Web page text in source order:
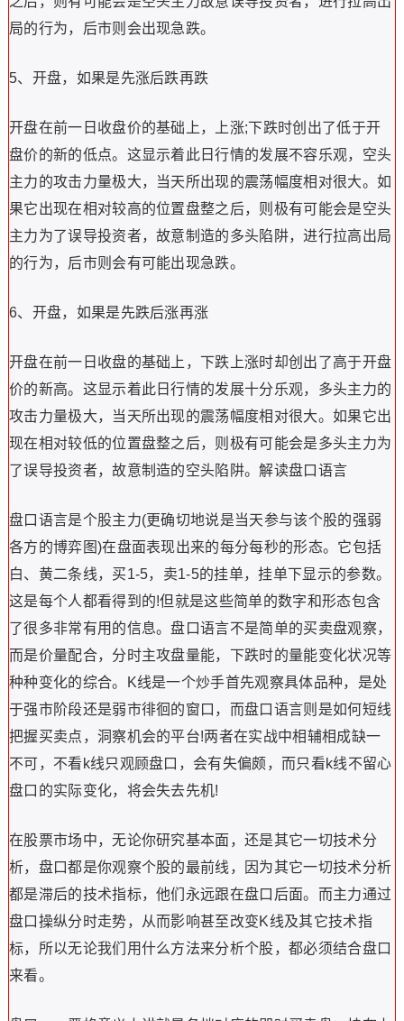
局的行为，后市则会出现急跌。
5、开盘，如果是先涨后跌再跌
开盘在前一日收盘价的基础上，上涨;下跌时创出了低于开
盘价的新的低点。这显示着此日行情的发展不容乐观，空头
主力的攻击力量极大，当天所出现的震荡幅度相对很大。如
果它出现在相对较高的位置盘整之后，则极有可能会是空头
主力为了误导投资者，故意制造的多头陷阱，进行拉高出局
的行为，后市则会有可能出现急跌。
6、开盘，如果是先跌后涨再涨
开盘在前一日收盘的基础上，下跌上涨时却创出了高于开盘
价的新高。这显示着此日行情的发展十分乐观，多头主力的
攻击力量极大，当天所出现的震荡幅度相对很大。如果它出
现在相对较低的位置盘整之后，则极有可能会是多头主力为
了误导投资者，故意制造的空头陷阱。解读盘口语言
盘口语言是个股主力(更确切地说是当天参与该个股的强弱
各方的博弈图)在盘面表现出来的每分每秒的形态。它包括
白、黄二条线，买1-5，卖1-5的挂单，挂单下显示的参数。
这是每个人都看得到的!但就是这些简单的数字和形态包含
了很多非常有用的信息。盘口语言不是简单的买卖盘观察，
而是价量配合，分时主攻盘量能，下跌时的量能变化状况等
种种变化的综合。K线是一个炒手首先观察具体品种，是处
于强市阶段还是弱市徘徊的窗口，而盘口语言则是如何短线
把握买卖点，洞察机会的平台!两者在实战中相辅相成缺一
不可，不看k线只观顾盘口，会有失偏颇，而只看k线不留心
盘口的实际变化，将会失去先机!
在股票市场中，无论你研究基本面，还是其它一切技术分
析，盘口都是你观察个股的最前线，因为其它一切技术分析
都是滞后的技术指标，他们永远跟在盘口后面。而主力通过
盘口操纵分时走势，从而影响甚至改变K线及其它技术指
标，所以无论我们用什么方法来分析个股，都必须结合盘口
来看。